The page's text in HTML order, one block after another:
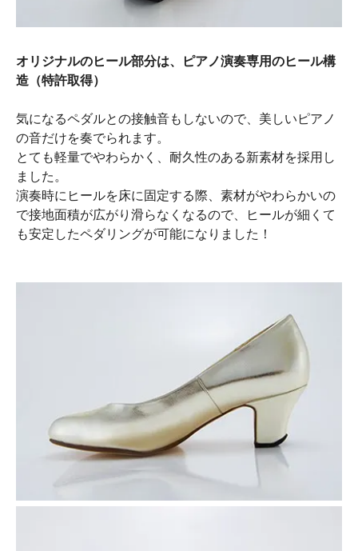
オリジナルのヒール部分は、ピアノ演奏専用のヒール構
造（特許取得）
気になるペダルとの接触音もしないので、美しいピアノ
の音だけを奏でられます。
とても軽量でやわらかく、耐久性のある新素材を採用し
ました。
演奏時にヒールを床に固定する際、素材がやわらかいの
で接地面積が広がり滑らなくなるので、ヒールが細くて
も安定したペダリングが可能になりました！